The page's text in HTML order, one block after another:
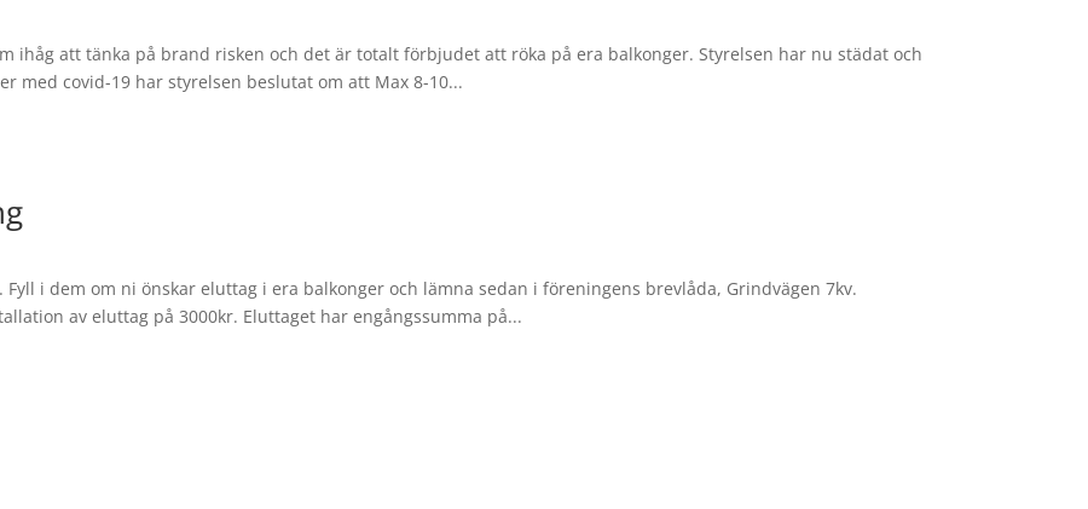
ihåg att tänka på brand risken och det är totalt förbjudet att röka på era balkonger. Styrelsen har nu städat och
med covid-19 har styrelsen beslutat om att Max 8-10...
i dem om ni önskar eluttag i era balkonger och lämna sedan i föreningens brevlåda, Grindvägen 7kv.
av eluttag på 3000kr. Eluttaget har engångssumma på...